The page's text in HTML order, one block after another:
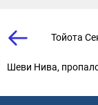
Тойота
Шеви Нива,